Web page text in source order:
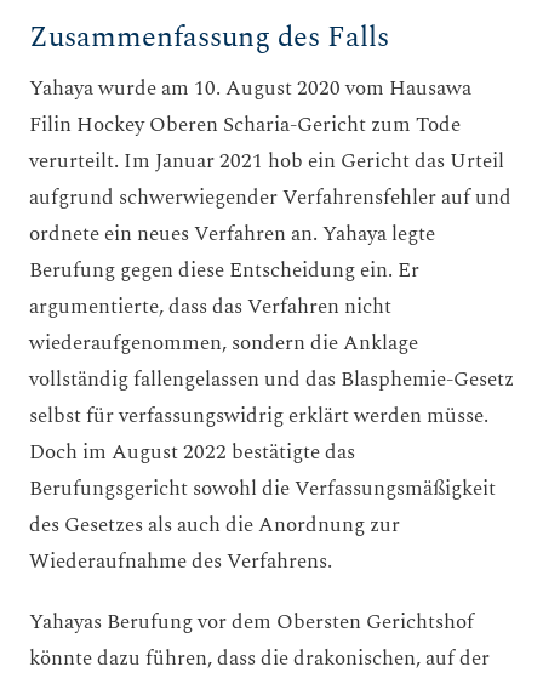
Zusammenfassung des Falls
Yahaya wurde am 10. August 2020 vom Hausawa
Filin Hockey Oberen Scharia-Gericht zum Tode
verurteilt. Im Januar 2021 hob ein Gericht das Urteil
aufgrund schwerwiegender Verfahrensfehler auf und
ordnete ein neues Verfahren an. Yahaya legte
Berufung gegen diese Entscheidung ein. Er
argumentierte, dass das Verfahren nicht
wiederaufgenommen, sondern die Anklage
vollständig fallengelassen und das Blasphemie-Gesetz
selbst für verfassungswidrig erklärt werden müsse.
Doch im August 2022 bestätigte das
Berufungsgericht sowohl die Verfassungsmäßigkeit
des Gesetzes als auch die Anordnung zur
Wiederaufnahme des Verfahrens.
Yahayas Berufung vor dem Obersten Gerichtshof
könnte dazu führen, dass die drakonischen, auf der